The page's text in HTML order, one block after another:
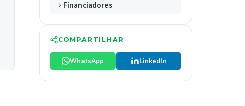
Financiadores
COMPARTILHAR
WhatsApp LinkedIn